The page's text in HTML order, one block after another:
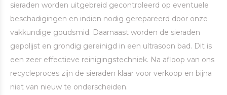
sieraden worden uitgebreid gecontroleerd op eventuele
beschadigingen en indien nodig gerepareerd door onze
vakkundige goudsmid. Daarnaast worden de sieraden
gepolijst en grondig gereinigd in een ultrasoon bad. Dit is
een zeer effectieve reinigingstechniek. Na afloop van ons
recycleproces zijn de sieraden klaar voor verkoop en bijna
niet van nieuw te onderscheiden.